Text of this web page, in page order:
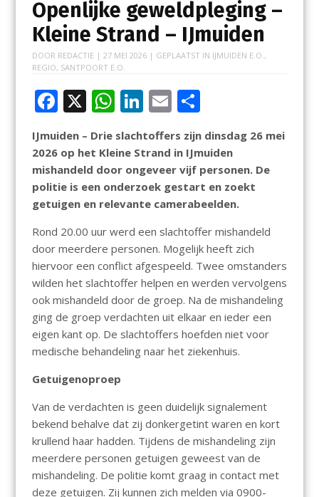
Openlijke geweldpleging –
Kleine Strand – IJmuiden
DOOR REDACTIE | 27 MEI 2026| GEPLAATST IN IJMUIDEN E.O. ,
REGIO, SANTPOORT E.O.
F
ac
e
b
o
o
k
X W
h
at
s
A
p
p
Li
n
k
e
dI
n
E
m
ai
l
D
el
e
n
IJmuiden – Drie slachtoffers zijn dinsdag 26 mei
2026 op het Kleine Strand in IJmuiden
mishandeld door ongeveer vijf personen. De
politie is een onderzoek gestart en zoekt
getuigen en relevante camerabeelden.
Rond 20.00 uur werd een slachtoffer mishandeld
door meerdere personen. Mogelijk heeft zich
hiervoor een conflict afgespeeld. Twee omstanders
wilden het slachtoffer helpen en werden vervolgens
ook mishandeld door de groep. Na de mishandeling
ging de groep verdachten uit elkaar en ieder een
eigen kant op. De slachtoffers hoefden niet voor
medische behandeling naar het ziekenhuis.
Getuigenoproep
Van de verdachten is geen duidelijk signalement
bekend behalve dat zij donkergetint waren en kort
krullend haar hadden. Tijdens de mishandeling zijn
meerdere personen getuigen geweest van de
mishandeling. De politie komt graag in contact met
deze getuigen. Zij kunnen zich melden via 0900-